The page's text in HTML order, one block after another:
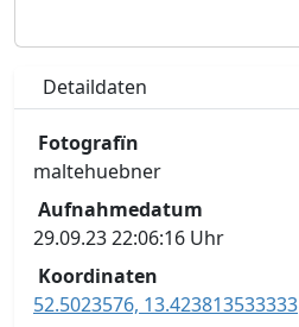
Detaildaten
Fotografïn
maltehuebner
Aufnahmedatum
29.09.23 22:06:16 Uhr
Koordinaten
52.5023576, 13.423813533333